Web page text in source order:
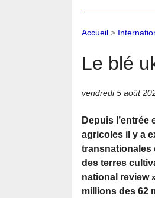
Accueil >
Le blé
vendredi 5 août
Depuis
agricoles il y a
transnationales
des terres
national review
millions des 62